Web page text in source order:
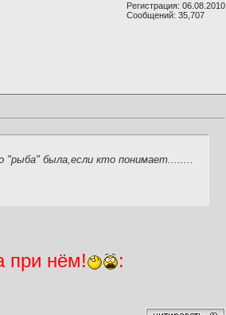
Регистрация: 06.08.2010
Сообщений: 35,707
была,если кто понимает........
при нём! :